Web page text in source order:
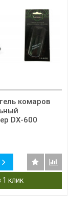
комаров
DX-600